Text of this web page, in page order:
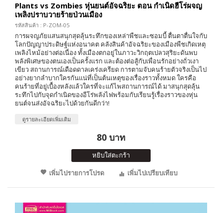
Plants vs Zombies หุ่นยนต์อัจฉริยะ ตอน กำเนิดฮีโร่ผจญ
เพลิงปราบวายร้ายป่วนเมือง
รหัสสินค้า : P-ZOM-05
การผจญภัยแสนสนุกสุดลุ้นระทึกของเหล่าพืชและซอมบี้ ตื่นตาตื่นใจกับ
โลกปัญญาประดิษฐ์แห่งอนาคต คลังสินค้าอัจฉริยะของเมืองพืชเกิดเหตุ
เพลิงไหม้อย่างต่อเนื่อง ทั้งเมืองตกอยู่ในภาวะวิกฤตเปลวสุริยะดันพบ
พลังพิเศษของตนเองเป็นครั้งแรก และต้องต่อสู้กับเพื่อนรักอย่างถั่วเงา
เขียว สถานการณ์เดือดดาลเคร่งเครียด การตามจับคนร้ายตัวจริงเป็นไป
อย่างยากลำบากใครกันแน่ที่เป็นต้นเหตุของเรื่องราวทั้งหมด ใครคือ
คนร้ายที่อยู่เบื้องหลังแล้วใครที่จะแก้ไพสถานการณ์ได้ มาสนุกสุดลุ้น
ระทึกไปกับจุดกำเนิดของอีโร่พลังไฟพร้อมกับเรียนรู้เรื่องราวของหุ่น
ยนต์จนส่งอัจฉริยะไปด้วยกันดีกว่า!
ดูรายละเอียดเพิ่มเติม
80 บาท
หยิบใส่ตะกร้า
เพิ่มไปรายการโปรด
เพิ่มไปเปรียบเทียบ